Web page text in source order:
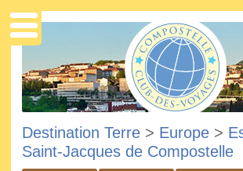
Destination Terre > Europe >
Saint-Jacques de Compostelle